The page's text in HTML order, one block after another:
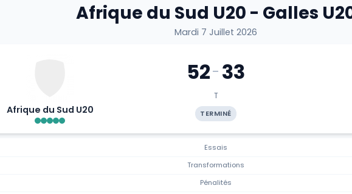
Afrique du Sud U20 - Galles
Mardi 7 Juillet 2026
Afrique du Sud U20
52- 33
T
TERMINÉ
Essais
Transformations
Pénalités